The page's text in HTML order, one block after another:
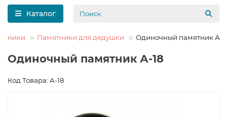
Каталог
Памятники для дедушки Одиночный памятник А-
Одиночный памятник А-18
Код Товара: А-18